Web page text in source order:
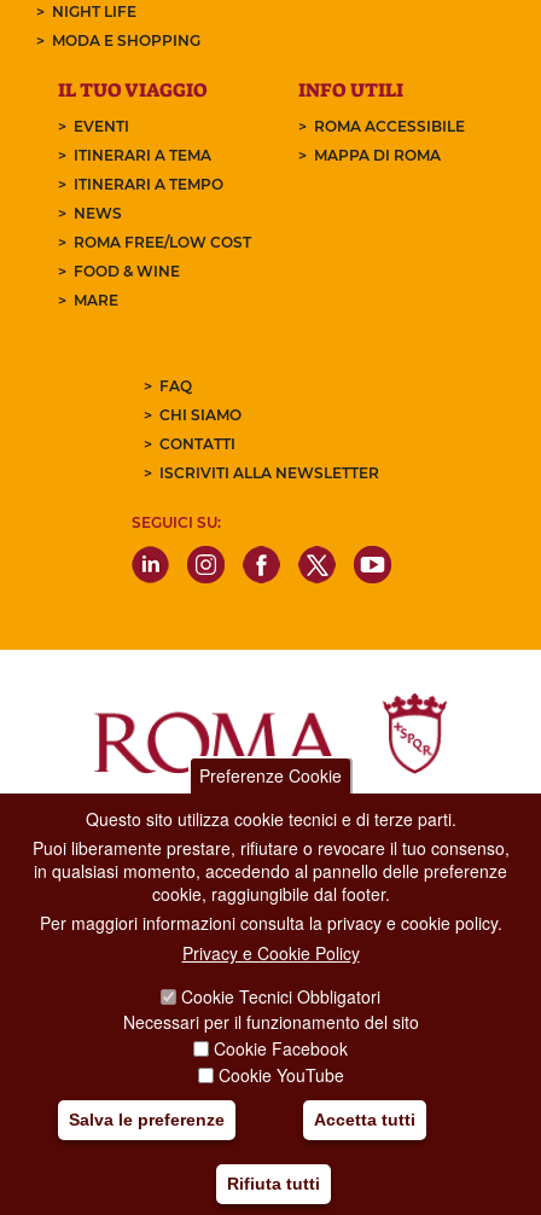
NIGHT LIFE
MODA E SHOPPING
IL TUO VIAGGIO
EVENTI
ITINERARI A TEMA
ITINERARI A TEMPO
NEWS
ROMA FREE/LOW COST
FOOD & WINE
MARE
INFO UTILI
ROMA ACCESSIBILE
MAPPA DI ROMA
FAQ
CHI SIAMO
CONTATTI
ISCRIVITI ALLA NEWSLETTER
SEGUICI SU:
Dipartimento Grandi Eventi, Sport, Turismo e Moda.
Via di San Basilio, 51
00187 Roma
CONTACT CENTER TEL. 06 06 08
CONTATTA LA REDAZIONE
SOCIAL MEDIA POLICY
COPYRIGHT
Preferenze Cookie
Questo sito utilizza cookie tecnici e di terze parti.
Puoi liberamente prestare, rifiutare o revocare il tuo consenso,
in qualsiasi momento, accedendo al pannello delle preferenze
cookie, raggiungibile dal footer.
Per maggiori informazioni consulta la privacy e cookie policy.
Privacy e Cookie Policy
Cookie Tecnici Obbligatori
Necessari per il funzionamento del sito
Cookie Facebook
Cookie YouTube
Salva le preferenze Accetta tutti
Rifiuta tutti